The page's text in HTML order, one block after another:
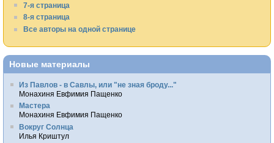
7-я страница
8-я страница
Все авторы на одной странице
Новые материалы
Из Павлов - в Савлы, или "не зная броду..."
Монахиня Евфимия Пащенко
Мастера
Монахиня Евфимия Пащенко
Вокруг Солнца
Илья Криштул